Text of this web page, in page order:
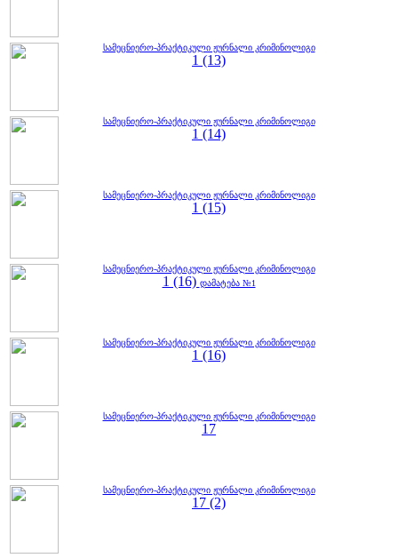
სამეცნიერო-პრაქტიკული ჟურნალი კრიმინოლიგი
1 (13)
სამეცნიერო-პრაქტიკული ჟურნალი კრიმინოლიგი
1 (14)
სამეცნიერო-პრაქტიკული ჟურნალი კრიმინოლიგი
1 (15)
სამეცნიერო-პრაქტიკული ჟურნალი კრიმინოლიგი
1 (16) დამატება №1
სამეცნიერო-პრაქტიკული ჟურნალი კრიმინოლიგი
1 (16)
სამეცნიერო-პრაქტიკული ჟურნალი კრიმინოლიგი
17
სამეცნიერო-პრაქტიკული ჟურნალი კრიმინოლიგი
17 (2)